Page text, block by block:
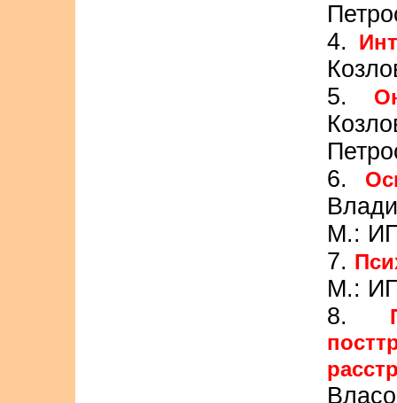
4.
5.
6.
М.:
7.
М.:
8.